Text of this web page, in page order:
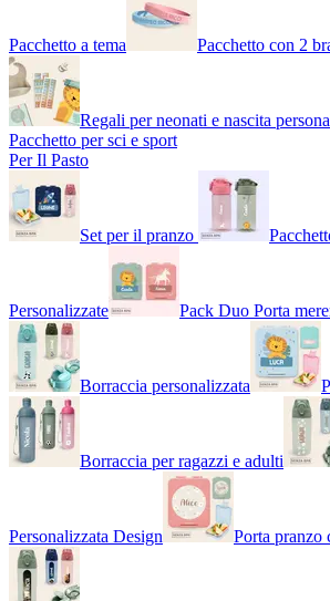
Pacchetto a tema Pacchetto con 2
Regali per neonati e nascita
Pacchetto per sci e sport
Per Il Pasto
Set per il pranzo
Personalizzate Pack Duo Porta
Borraccia personalizzata
Borraccia per ragazzi e adulti
Personalizzata Design Porta pranzo